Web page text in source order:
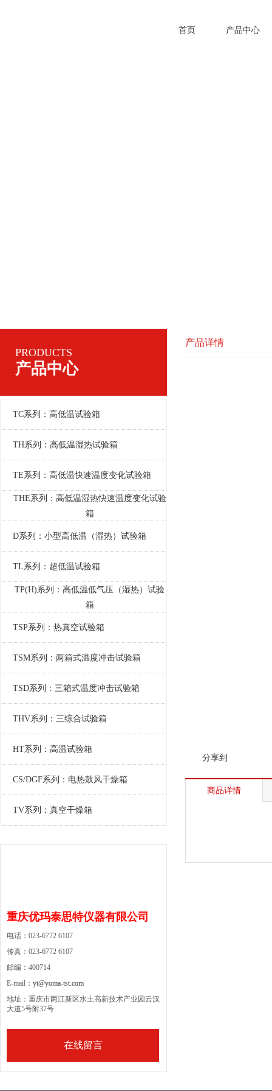
首页 产品中心
PRODUCTS
产品中心
TC系列：高低温试验箱
TH系列：高低温湿热试验箱
TE系列：高低温快速温度变化试验箱
THE系列：高低温湿热快速温度变化试验
箱
D系列：小型高低温（湿热）试验箱
TL系列：超低温试验箱
TP(H)系列：高低温低气压（湿热）试验
箱
TSP系列：热真空试验箱
TSM系列：两箱式温度冲击试验箱
TSD系列：三箱式温度冲击试验箱
THV系列：三综合试验箱
HT系列：高温试验箱
CS/DGF系列：电热鼓风干燥箱
TV系列：真空干燥箱
重庆优玛泰思特仪器有限公司
电话：023-6772 6107
传真：023-6772 6107
邮编：400714
E-mail： yt@yoma-tst.com
地址：重庆市两江新区水土高新技术产业园云汉
大道5号附37号
在线留言
产品详情
分享到
商品详情